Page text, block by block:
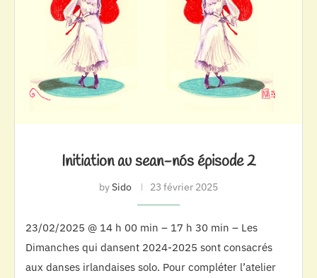
Initiation au sean-nós épisode 2
bySido 23 février 2025
23/02/2025 @ 14 h 00 min – 17 h 30 min – Les
Dimanches qui dansent 2024-2025 sont consacrés
aux danses irlandaises solo. Pour compléter l’atelier